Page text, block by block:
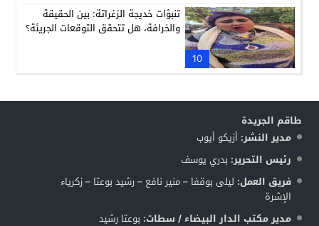
10
تنبؤات خديجة الزغراتة: بين الحقيقة
والخرافة، هل تتحقق التوقعات الجريئة؟
طاقم الجريدة
مدير النشر: أزيكو أيوب
رئيس التحرير: بدري يوسف
فريق العمل: ليلى بوقفا – منير نافع – رشيد بوعتا – زكرياء
الإشرة
مدير مكتب الدار البيضاء / سطات: بوعتا رشيد